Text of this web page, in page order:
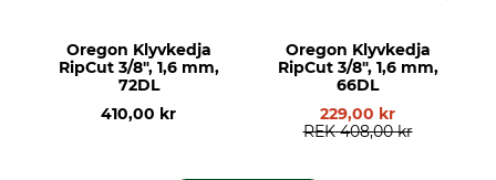
Oregon Klyvkedja
RipCut 3/8", 1,6 mm,
72DL
410,00 kr
Oregon Klyvkedja
RipCut 3/8", 1,6 mm,
66DL
229,00 kr
REK 408,00 kr